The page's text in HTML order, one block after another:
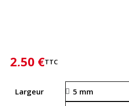
2,50 €TTC
Largeur